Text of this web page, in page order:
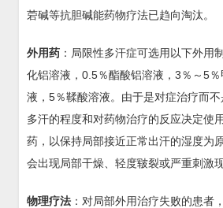
菪碱等抗胆碱能药物疗法已趋向淘汰。
外用药 ：局限性多汗症可选用以下外用
化铝溶液，0.5％酯酸铝溶液，3％～5
液，5％鞣酸溶液。由于是对症治疗而
多汗的程度和对药物治疗的反应决定使
药，以保持局部接近正常出汗的湿度为
会出现局部干燥、轻度皲裂或严重刺激现
物理疗法 ：对局部外用治疗失败的患者